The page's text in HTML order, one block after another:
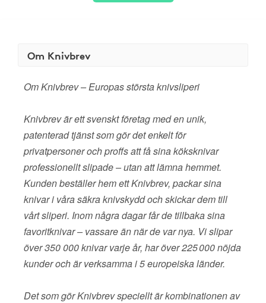
Om Knivbrev
Om Knivbrev – Europas största knivsliperi
Knivbrev är ett svenskt företag med en unik,
patenterad tjänst som gör det enkelt för
privatpersoner och proffs att få sina köksknivar
professionellt slipade – utan att lämna hemmet.
Kunden beställer hem ett Knivbrev, packar sina
knivar i våra säkra knivskydd och skickar dem till
vårt sliperi. Inom några dagar får de tillbaka sina
favoritknivar – vassare än när de var nya. Vi slipar
över 350 000 knivar varje år, har över 225 000 nöjda
kunder och är verksamma i 5 europeiska länder.
Det som gör Knivbrev speciellt är kombinationen av